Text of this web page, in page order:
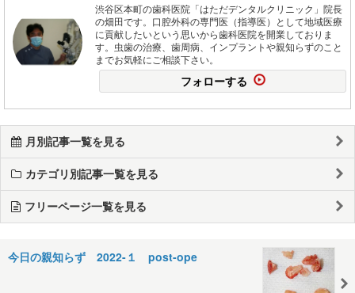
渋谷区本町の歯科医院「はただデンタルクリニック」院長
の畑田です。口腔外科の専門医（指導医）として地域医療
に貢献したいという思いから歯科医院を開業しておりま
す。虫歯の治療、歯周病、インプラントや親知らずのこと
までお気軽にご相談下さい。
フォローする
月別記事一覧を見る
カテゴリ別記事一覧を見る
フリーページ一覧を見る
今日の親知らず 2022-１ post-ope